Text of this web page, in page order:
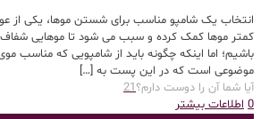
انتخاب یک شامپو مناسب برای شستن موها، یکی از
کمتر موها کمک کرده و سبب می شود تا موهایی
باشیم؛ اما اینکه چگونه باید از شامپویی که مناسب
موضوعی است که در این پست به […]
آیا شما آن را دوست دارم؟21
0 اطلاعات بیشتر